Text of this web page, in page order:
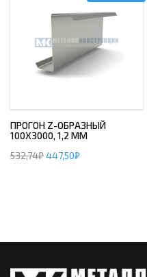
ПРОГОН Z-ОБРАЗНЫЙ
100Х3000, 1,2 ММ
532,74₽447,50₽